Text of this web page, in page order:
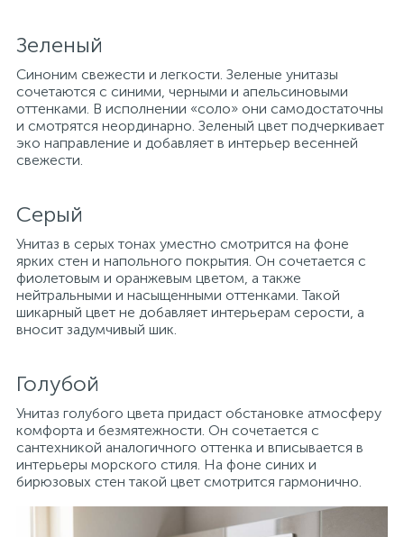
Зеленый
Синоним свежести и легкости. Зеленые унитазы
сочетаются с синими, черными и апельсиновыми
оттенками. В исполнении «соло» они самодостаточны
и смотрятся неординарно. Зеленый цвет подчеркивает
эко направление и добавляет в интерьер весенней
свежести.
Серый
Унитаз в серых тонах уместно смотрится на фоне
ярких стен и напольного покрытия. Он сочетается с
фиолетовым и оранжевым цветом, а также
нейтральными и насыщенными оттенками. Такой
шикарный цвет не добавляет интерьерам серости, а
вносит задумчивый шик.
Голубой
Унитаз голубого цвета придаст обстановке атмосферу
комфорта и безмятежности. Он сочетается с
сантехникой аналогичного оттенка и вписывается в
интерьеры морского стиля. На фоне синих и
бирюзовых стен такой цвет смотрится гармонично.